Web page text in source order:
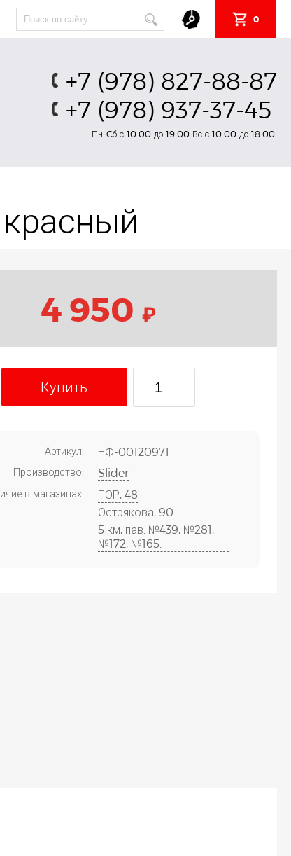
0
+7 (978) 827-88-87
+7 (978) 937-37-45
Пн-Cб с 10:00 до 19:00 Вс с 10:00 до 18:00
4 950 ₽
Купить
Артикул: НФ-00120971
Производство: Slider
в магазинах:
ПОР, 48
Острякова, 90
5 км, пав. №439, №281,
№172, №165.